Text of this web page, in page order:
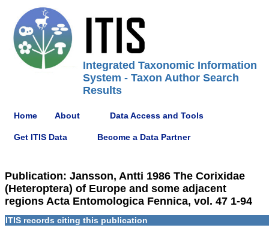
Integrated Taxonomic Information
System - Taxon Author Search
Results
Home About Data Access and Tools
Get ITIS Data Become a Data Partner
Publication: Jansson, Antti 1986 The Corixidae
(Heteroptera) of Europe and some adjacent
regions Acta Entomologica Fennica, vol. 47 1-94
ITIS records citing this publication